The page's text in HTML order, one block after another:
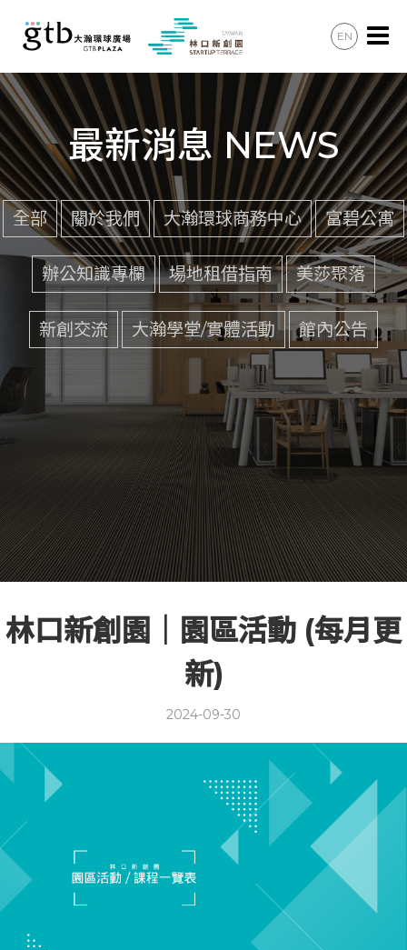
辦公會議
住宿住宅
美食購物
共享空間
最新消息
加入會員
聯絡諮詢
交通資訊
EN
最新消息 NEWS
全部 關於我們 大瀚環球商務中心 富碧公寓
辦公知識專欄 場地租借指南 美莎聚落
新創交流 大瀚學堂/實體活動 館內公告
林口新創園｜園區活動 (每月更
新)
2024-09-30